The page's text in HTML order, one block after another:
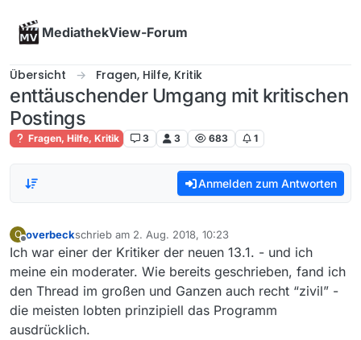
MediathekView-Forum
Übersicht Fragen, Hilfe, Kritik
enttäuschender Umgang mit kritischen
Postings
Fragen, Hilfe, Kritik 3 3 683 1
Anmelden zum Antworten
O overbeckschrieb am 2. Aug. 2018, 10:23
zuletzt editiert von
Ich war einer der Kritiker der neuen 13.1. - und ich
meine ein moderater. Wie bereits geschrieben, fand ich
den Thread im großen und Ganzen auch recht “zivil” -
die meisten lobten prinzipiell das Programm
ausdrücklich.